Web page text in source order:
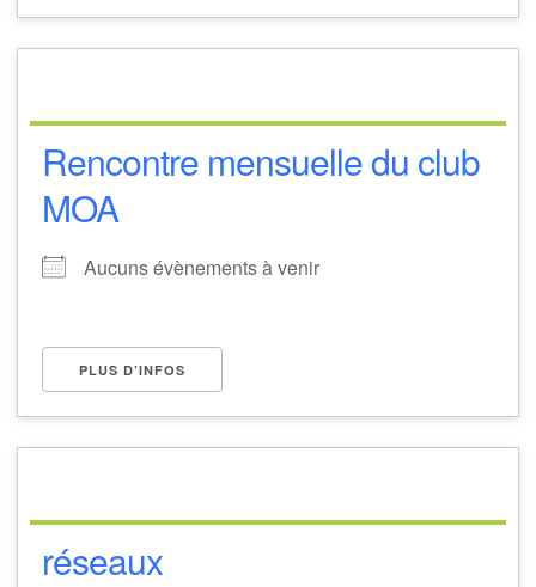
Rencontre mensuelle du club
MOA
Aucuns évènements à venir
PLUS D’INFOS
réseaux